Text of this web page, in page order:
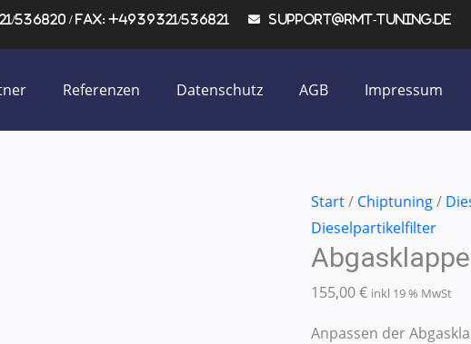
536820 / Fax: +4939321/536821 support@rmt-tuning.de
Referenzen Datenschutz AGB Impressum
Start/ Chiptuning/
Dieselpartikelfilter
155,00€ inkl 19 % MwSt
Anpassen der
Abgasklappe
-
AGK